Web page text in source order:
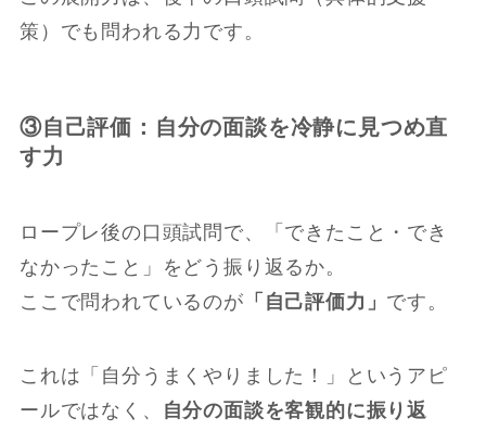
策）でも問われる力です。
③自己評価：自分の面談を冷静に見つめ直
す力
ロープレ後の口頭試問で、「できたこと・でき
なかったこと」をどう振り返るか。
ここで問われているのが 「自己評価力」 です。
これは「自分うまくやりました！」というアピ
ールではなく、
自分の面談を客観的に振り返